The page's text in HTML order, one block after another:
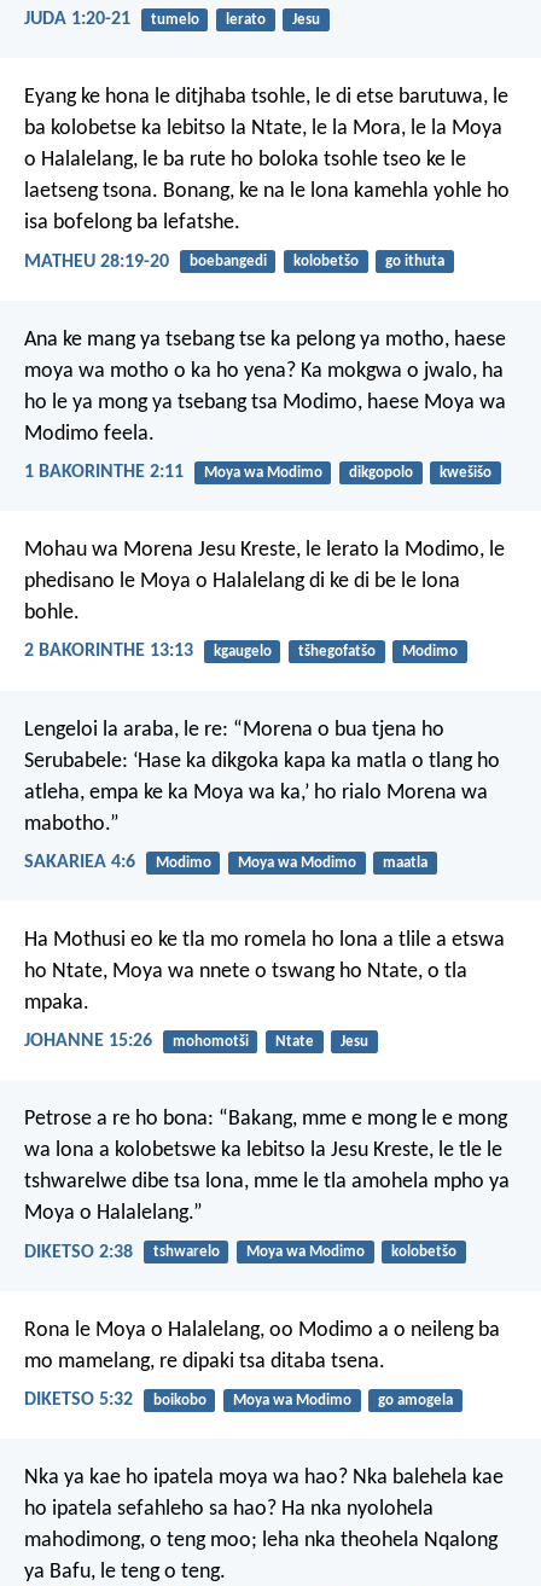
JUDA 1:20-21 tumelo lerato Jesu
Eyang ke hona le ditjhaba tsohle, le di etse barutuwa, le
ba kolobetse ka lebitso la Ntate, le la Mora, le la Moya
o Halalelang, le ba rute ho boloka tsohle tseo ke le
laetseng tsona. Bonang, ke na le lona kamehla yohle ho
isa bofelong ba lefatshe.
MATHEU 28:19-20 boebangedi kolobetšo go ithuta
Ana ke mang ya tsebang tse ka pelong ya motho, haese
moya wa motho o ka ho yena? Ka mokgwa o jwalo, ha
ho le ya mong ya tsebang tsa Modimo, haese Moya wa
Modimo feela.
1 BAKORINTHE 2:11 Moya wa Modimo dikgopolo kwešišo
Mohau wa Morena Jesu Kreste, le lerato la Modimo, le
phedisano le Moya o Halalelang di ke di be le lona
bohle.
2 BAKORINTHE 13:13 kgaugelo tšhegofatšo Modimo
Lengeloi la araba, le re: “Morena o bua tjena ho
Serubabele: ‘Hase ka dikgoka kapa ka matla o tlang ho
atleha, empa ke ka Moya wa ka,’ ho rialo Morena wa
mabotho.”
SAKARIEA 4:6 Modimo Moya wa Modimo maatla
Ha Mothusi eo ke tla mo romela ho lona a tlile a etswa
ho Ntate, Moya wa nnete o tswang ho Ntate, o tla
mpaka.
JOHANNE 15:26 mohomotši Ntate Jesu
Petrose a re ho bona: “Bakang, mme e mong le e mong
wa lona a kolobetswe ka lebitso la Jesu Kreste, le tle le
tshwarelwe dibe tsa lona, mme le tla amohela mpho ya
Moya o Halalelang.”
DIKETSO 2:38 tshwarelo Moya wa Modimo kolobetšo
Rona le Moya o Halalelang, oo Modimo a o neileng ba
mo mamelang, re dipaki tsa ditaba tsena.
DIKETSO 5:32 boikobo Moya wa Modimo go amogela
Nka ya kae ho ipatela moya wa hao? Nka balehela kae
ho ipatela sefahleho sa hao? Ha nka nyolohela
mahodimong, o teng moo; leha nka theohela Nqalong
ya Bafu, le teng o teng.